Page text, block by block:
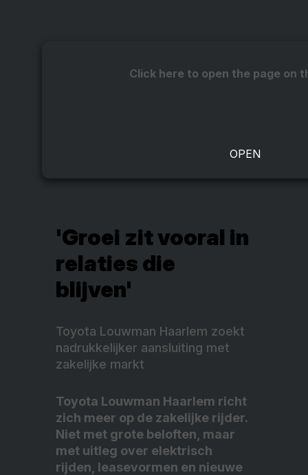
Click here to open the page on
'Groei zit vooral in
relaties die
blijven'
Toyota Louwman Haarlem zoekt
nadrukkelijker aansluiting met
zakelijke markt
Toyota Louwman Haarlem richt
zich meer op de zakelijke rijder.
Niet met grote beloften, maar
met uitleg over elektrisch
rijden, leasevormen en nieuwe